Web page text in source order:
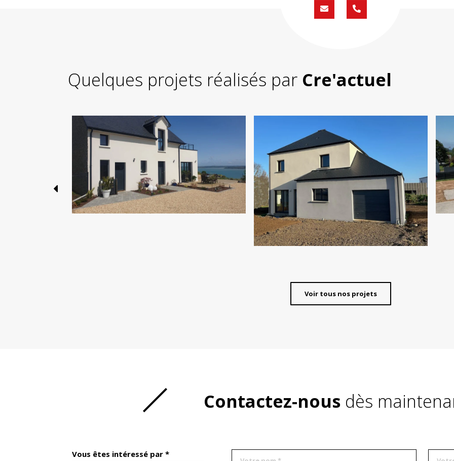
Formulaire
de
02
59
Quelques projets réalisés par Cre'actuel
Voir tous nos projets
Contactez-nous dès
Vous êtes intéressé par *